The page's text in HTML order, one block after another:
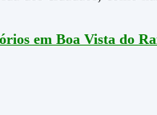
em Boa Vista do